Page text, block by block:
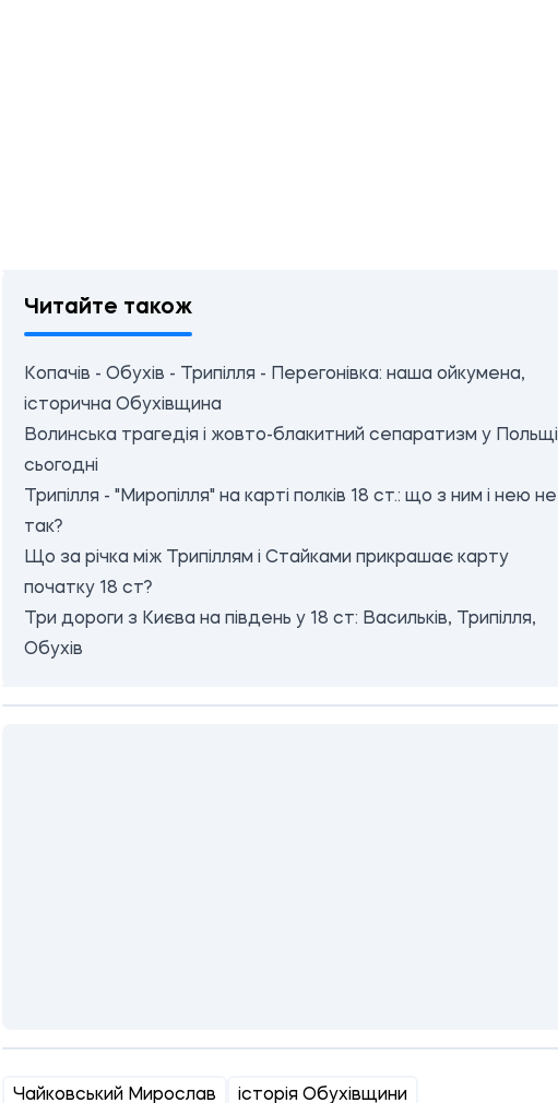
Читайте також
Копачів - Обухів - Трипілля - Перегонівка: наша ойкумена,
історична Обухівщина
Волинська трагедія і жовто-блакитний сепаратизм у Польщі
сьогодні
Трипілля - "Миропілля" на карті полків 18 ст.: що з ним і нею не
так?
Що за річка між Трипіллям і Стайками прикрашає карту
початку 18 ст?
Три дороги з Києва на південь у 18 ст: Васильків, Трипілля,
Обухів
Чайковський Мирослав історія Обухівщини